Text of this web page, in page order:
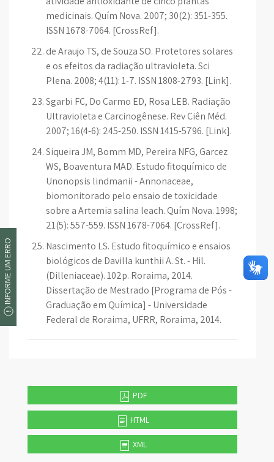
medicinais. Quím Nova. 2007; 30(2): 351-355.
ISSN 1678-7064. [CrossRef].
de Araujo TS, de Souza SO. Protetores solares
e os efeitos da radiação ultravioleta. Sci
Plena. 2008; 4(11): 1-7. ISSN 1808-2793. [Link].
Sgarbi FC, Do Carmo ED, Rosa LEB. Radiação
Ultravioleta e Carcinogênese. Rev Ciên Méd.
2007; 16(4-6): 245-250. ISSN 1415-5796. [Link].
Siqueira JM, Bomm MD, Pereira NFG, Garcez
WS, Boaventura MAD. Estudo fitoquímico de
Unonopsis lindmanii - Annonaceae,
biomonitorado pelo ensaio de toxicidade
sobre a Artemia salina leach. Quím Nova. 1998;
21(5): 557-559. ISSN 1678-7064. [CrossRef].
Nascimento LS. Estudo fitoquímico e ensaios
biológicos de Davilla kunthii A. St. - Hil.
(Dilleniaceae). 102p. Roraima, 2014.
Dissertação de Mestrado [Programa de Pós -
Graduação em Química] - Universidade
Federal de Roraima, UFRR, Roraima, 2014.
PDF
HTML
XML
INFORME UM ERRO